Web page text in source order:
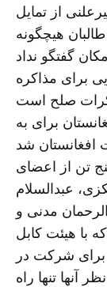
از تمایل
هیچگونه
برای مذاکره
صلح است
برای به
تن از اعضای
عبدالسلام
مدنی و
با هیئت کابل
شرکت در
آنها تنها راه